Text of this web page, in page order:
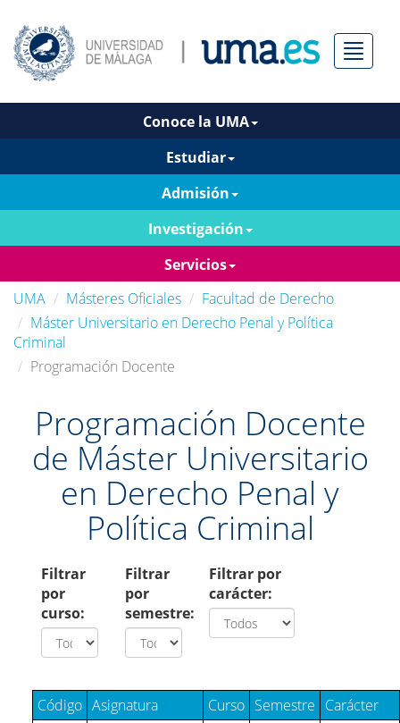
Menú
Conoce la UMA
Estudiar
Admisión
Investigación
Servicios
UMA
Másteres Oficiales
Facultad de Derecho
Máster Universitario en Derecho Penal y Política
Criminal
Programación Docente
Programación Docente
de Máster Universitario
en Derecho Penal y
Política Criminal
Filtrar
por
curso:
Filtrar
por
semestre:
Filtrar por
carácter:
Código Asignatura Curso Semestre Carácter